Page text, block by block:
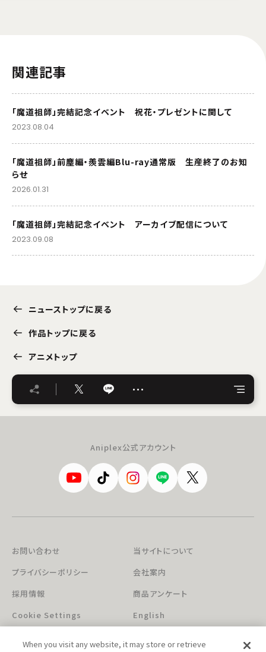
関連記事
「魔道祖師」完結記念イベント 祝花・プレゼントに関して
2023.08.04
「魔道祖師」前塵編・羨雲編Blu-ray通常版 生産終了のお知
らせ
2026.01.31
「魔道祖師」完結記念イベント アーカイブ配信について
2023.09.08
ニューストップに戻る
作品トップに戻る
アニメトップ
…
Aniplex公式アカウント
お問い合わせ
当サイトについて
プライバシーポリシー
会社案内
採用情報
商品アンケート
Cookie Settings
English
When you visit any website, it may store or retrieve